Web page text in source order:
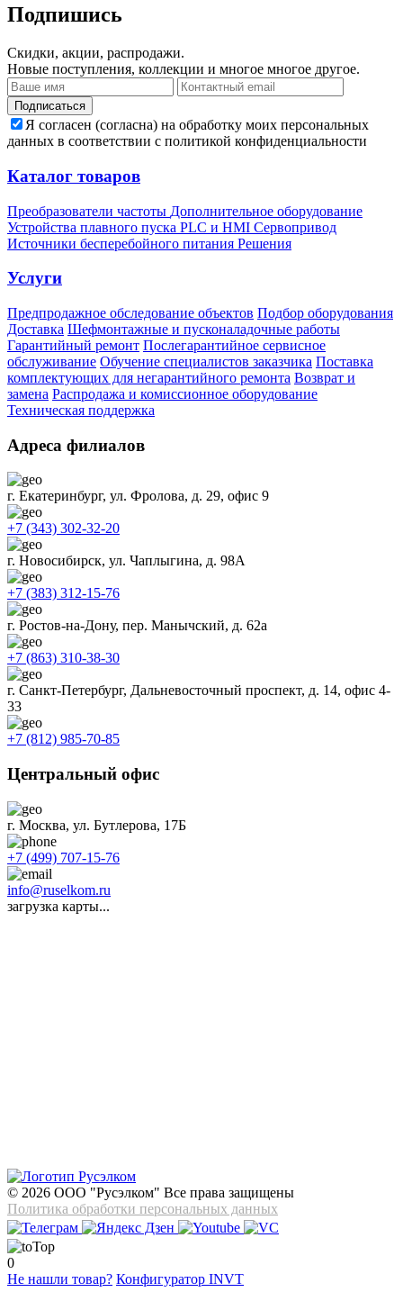
Подпишись
Скидки, акции, распродажи.
Новые поступления, коллекции и многое многое другое.
Подписаться
Я согласен (согласна) на обработку моих персональных
данных в соответствии с политикой конфиденциальности
Каталог товаров
Преобразователи частоты Дополнительное оборудование
Устройства плавного пуска PLC и HMI Сервопривод
Источники бесперебойного питания Решения
Услуги
Предпродажное обследование объектов Подбор оборудования
Доставка Шефмонтажные и пусконаладочные работы
Гарантийный ремонт Послегарантийное сервисное
обслуживание Обучение специалистов заказчика Поставка
комплектующих для негарантийного ремонта Возврат и
замена Распродажа и комиссионное оборудование
Техническая поддержка
Адреса филиалов
г. Екатеринбург, ул. Фролова, д. 29, офис 9
+7 (343) 302-32-20
г. Новосибирск, ул. Чаплыгина, д. 98А
+7 (383) 312-15-76
г. Ростов-на-Дону, пер. Манычский, д. 62а
+7 (863) 310-38-30
г. Санкт-Петербург, Дальневосточный проспект, д. 14, офис 4-
33
+7 (812) 985-70-85
Центральный офис
г. Москва, ул. Бутлерова, 17Б
+7 (499) 707-15-76
info@ruselkom.ru
загрузка карты...
© 2026 ООО "Русэлком" Все права защищены
Политика обработки персональных данных
0
Не нашли товар? Конфигуратор INVT